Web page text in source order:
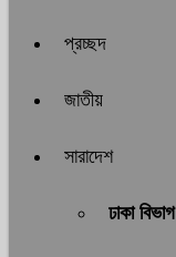
প্রচ্ছদ
জাতীয়
সারাদেশ
ঢাকা বিভাগ